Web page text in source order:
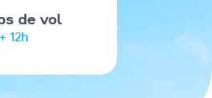
de vol
+ 12h